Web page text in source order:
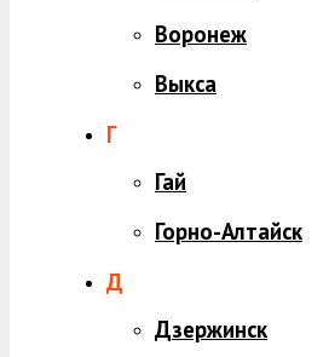
Воронеж
Выкса
Г
Гай
Горно-Алтайск
Д
Дзержинск